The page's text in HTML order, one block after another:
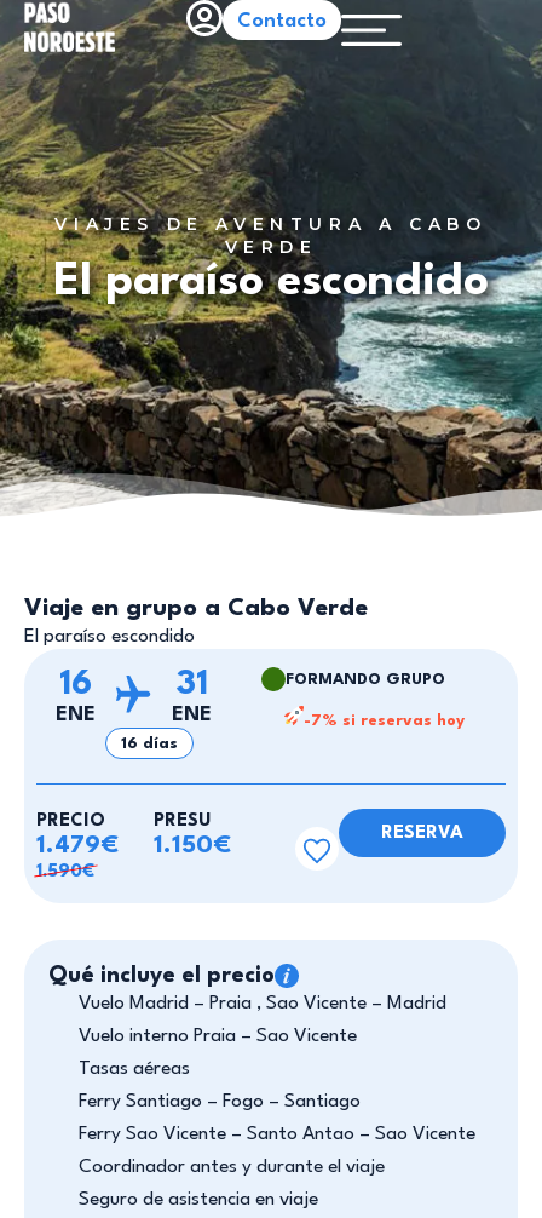
Contacto
CABO VERDE
RESERVA 100€
VIAJES DE AVENTURA A CABO
VERDE
El paraíso escondido
Viaje en grupo a Cabo Verde
El paraíso escondido
16
ENE
31
ENE
16 días
FORMANDO GRUPO
-7% si reservas hoy
PRECIO PRESU
1.479€ 1.150€
1.590€
RESERVA
Qué incluye el precio
Vuelo Madrid – Praia , Sao Vicente – Madrid
Vuelo interno Praia – Sao Vicente
Tasas aéreas
Ferry Santiago – Fogo – Santiago
Ferry Sao Vicente – Santo Antao – Sao Vicente
Coordinador antes y durante el viaje
Seguro de asistencia en viaje